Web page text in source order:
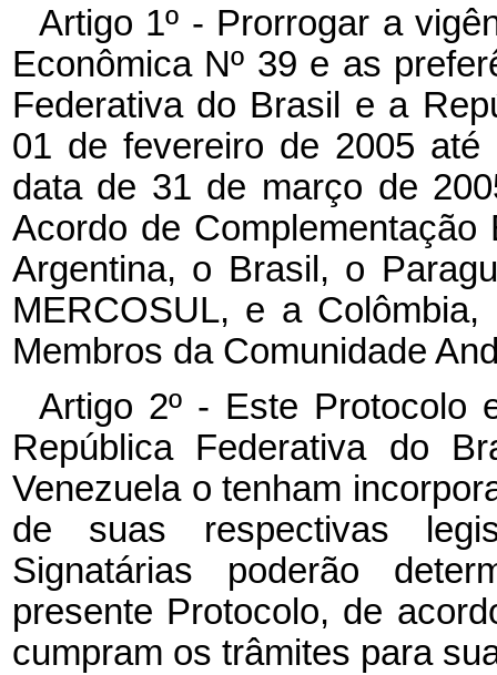
Artigo 1º - Prorrogar a
Econômica Nº 39 e as
Federativa do Brasil e a
01 de fevereiro de 2005
data de 31 de março de
Acordo de
Argentina, o Brasil, o
MERCOSUL, e a
Membros da Comunidade
Artigo 2º - Este Protocolo
República Federativa do
Venezuela o tenham
de suas respectivas
Signatárias poderão
presente Protocolo, de
cumpram os trâmites para